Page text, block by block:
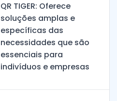
QR TIGER: Oferece
soluções amplas e
específicas das
necessidades que são
essenciais para
indivíduos e empresas